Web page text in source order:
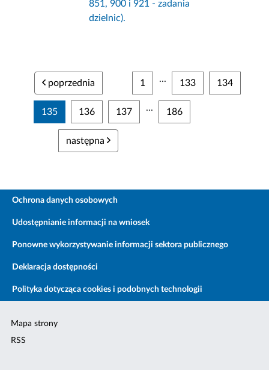
851, 900 i 921 - zadania
dzielnic).
poprzednia 1 ... 133 134
135 136 137 ... 186
następna
Ochrona danych osobowych
Udostępnianie informacji na wniosek
Ponowne wykorzystywanie informacji sektora publicznego
Deklaracja dostępności
Polityka dotycząca cookies i podobnych technologii
Mapa strony
RSS